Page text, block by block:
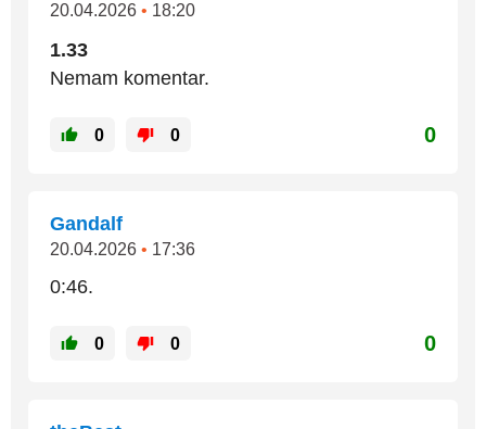
20.04.2026 • 18:20
1.33
Nemam komentar.
0 0 0
Gandalf
20.04.2026 • 17:36
0:46.
0 0 0